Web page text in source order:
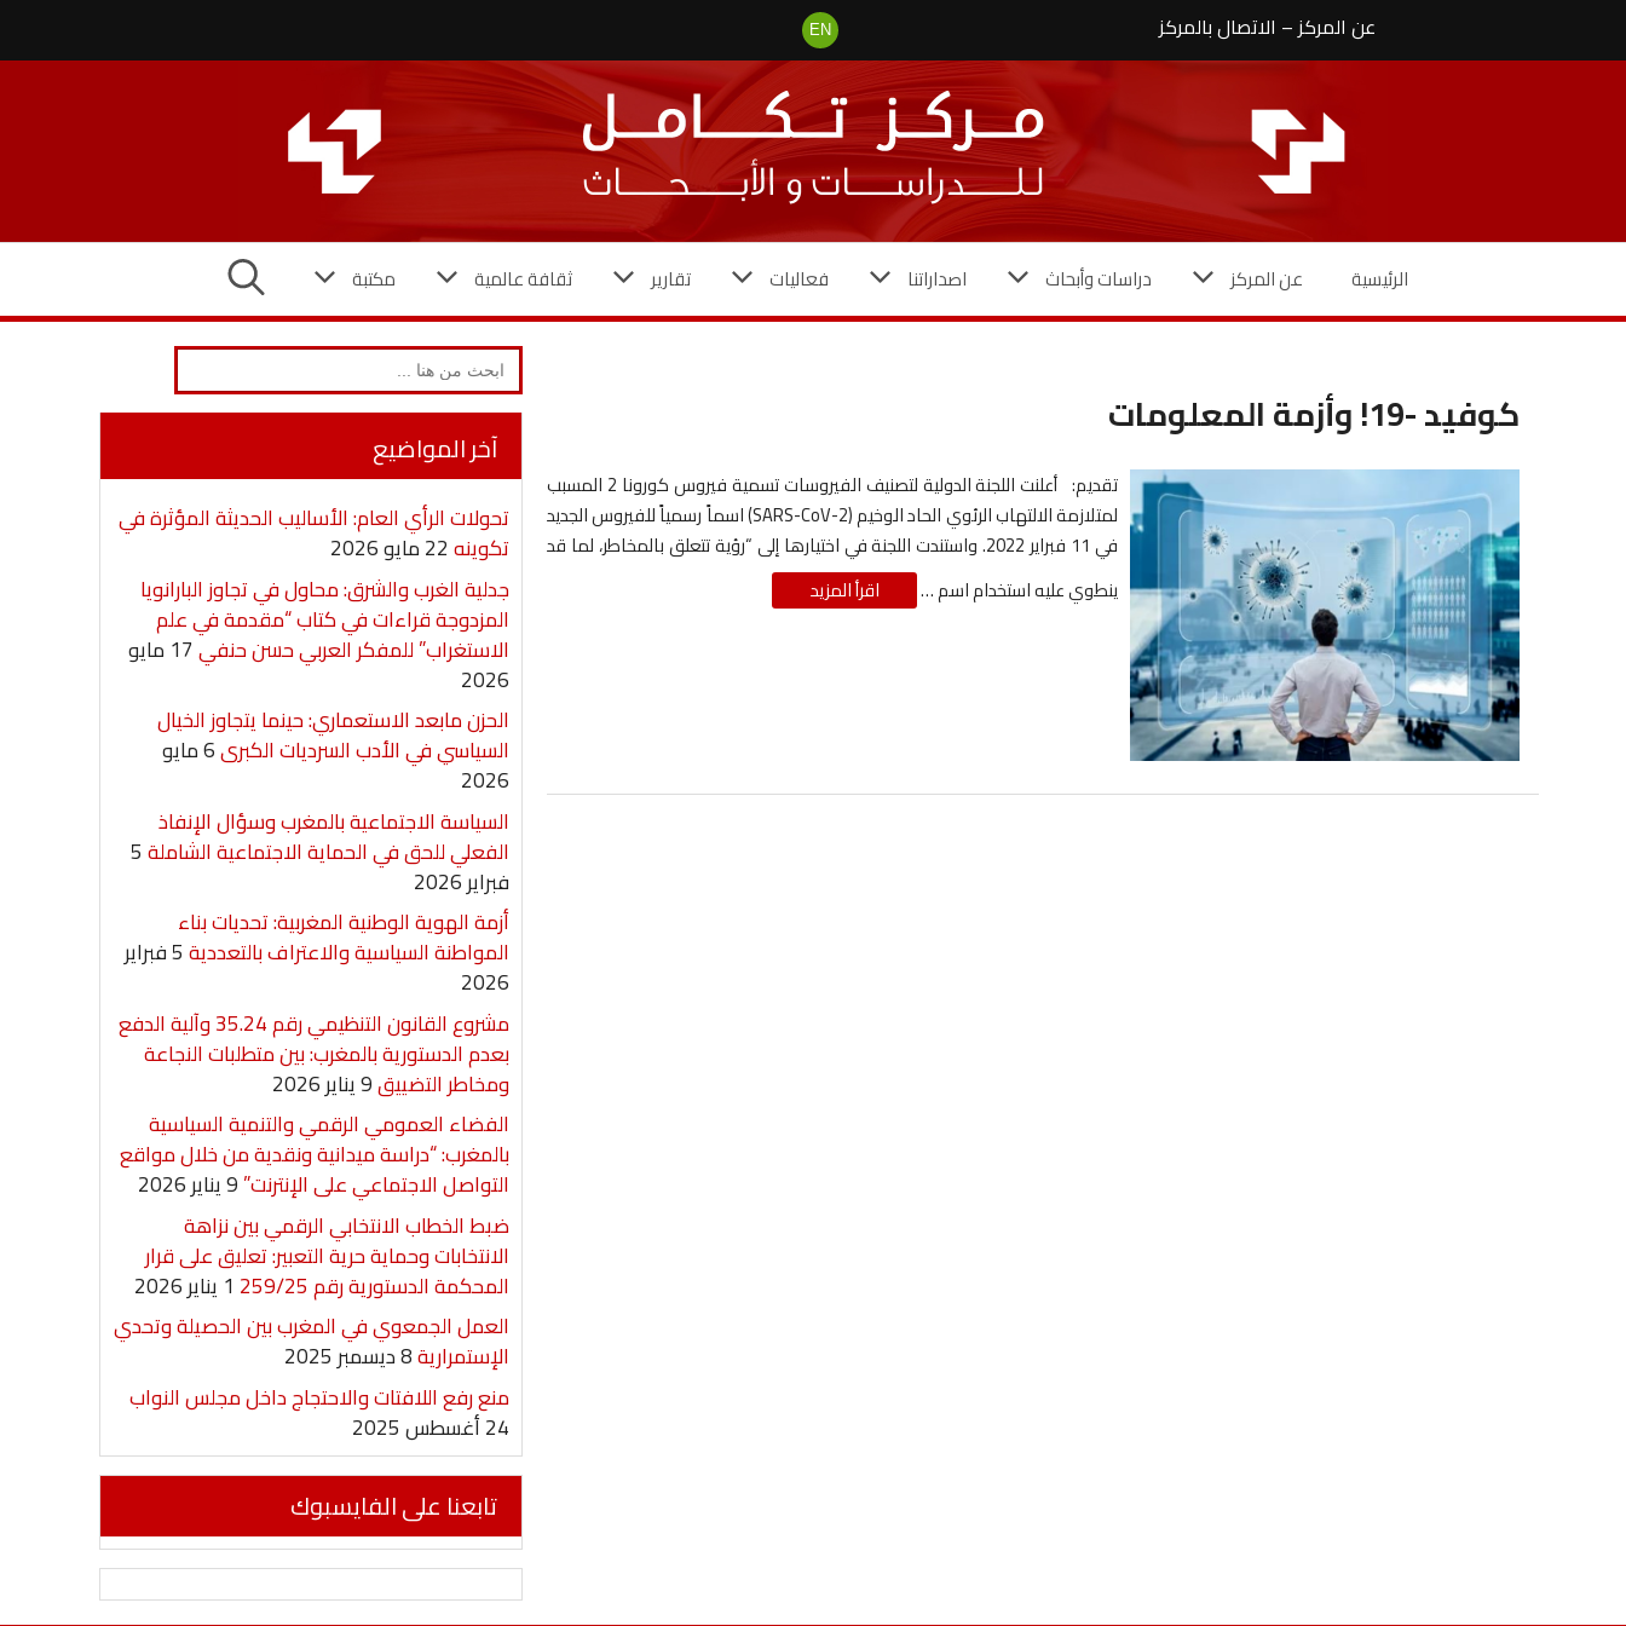
المحتوى
عن المركز– الاتصال بالمركز EN
الرئيسية عن المركز دراسات وأبحاث اصداراتنا فعاليات تقارير ثقافة عالمية مكتبة
كوفيد -19! وأزمة المعلومات
تقديم: أعلنت اللجنة الدولية لتصنيف الفيروسات تسمية فيروس كورونا 2 المسبب
لمتلازمة الالتهاب الرئوي الحاد الوخيم (SARS-CoV-2) اسماً رسمياً للفيروس الجديد
في 11 فبراير 2022. واستندت اللجنة في اختيارها إلى “رؤية تتعلق بالمخاطر، لما قد
ينطوي عليه استخدام اسم …
اقرأ المزيد
Search
for:
آخر المواضيع
تحولات الرأي العام: الأساليب الحديثة المؤثرة في
تكوينه22 مايو 2026
جدلية الغرب والشرق: محاول في تجاوز البارانويا
المزدوجة قراءات في كتاب “مقدمة في علم
الاستغراب” للمفكر العربي حسن حنفي 17 مايو
2026
الحزن مابعد الاستعماري: حينما يتجاوز الخيال
السياسي في الأدب السرديات الكبرى 6 مايو
2026
السياسة الاجتماعية بالمغرب وسؤال الإنفاذ
الفعلي للحق في الحماية الاجتماعية الشاملة5
فبراير 2026
أزمة الهوية الوطنية المغربية: تحديات بناء
المواطنة السياسية والاعتراف بالتعددية 5 فبراير
2026
مشروع القانون التنظيمي رقم 35.24 وآلية الدفع
بعدم الدستورية بالمغرب: بين متطلبات النجاعة
ومخاطر التضييق9 يناير 2026
الفضاء العمومي الرقمي والتنمية السياسية
بالمغرب: “دراسة ميدانية ونقدية من خلال مواقع
التواصل الاجتماعي على الإنترنت”9 يناير 2026
ضبط الخطاب الانتخابي الرقمي بين نزاهة
الانتخابات وحماية حرية التعبير: تعليق على قرار
المحكمة الدستورية رقم 259/25
1 يناير 2026
العمل الجمعوي في المغرب بين الحصيلة وتحدي
الإستمرارية8 ديسمبر 2025
منع رفع اللافتات والاحتجاج داخل مجلس النواب
24 أغسطس 2025
تابعنا على الفايسبوك